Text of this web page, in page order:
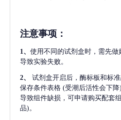
注意事项 ：
1、 使用不同的试剂盒时，需先做
导致实验失败。
2、
试剂盒开启后，酶标板和标
保存条件表格 (受潮后活性会下
导致组件缺损，可申请购买配套
品)。